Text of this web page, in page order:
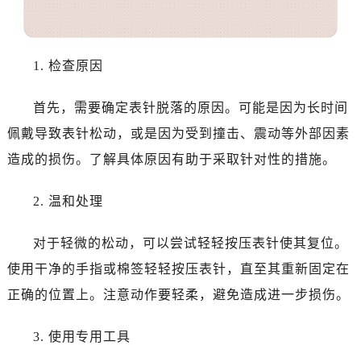
1. 检查原因
首先，需要确定表针脱落的原因。可能是因为长时间
佩戴导致表针松动，或是因为受到撞击、震动等外部因素
造成的损伤。了解具体原因有助于采取针对性的措施。
2. 温和处理
对于轻微的松动，可以尝试轻轻按压表针使其复位。
使用干净的手指或棉签轻轻按压表针，直至其重新固定在
正确的位置上。注意动作要轻柔，避免造成进一步损伤。
3. 使用专用工具